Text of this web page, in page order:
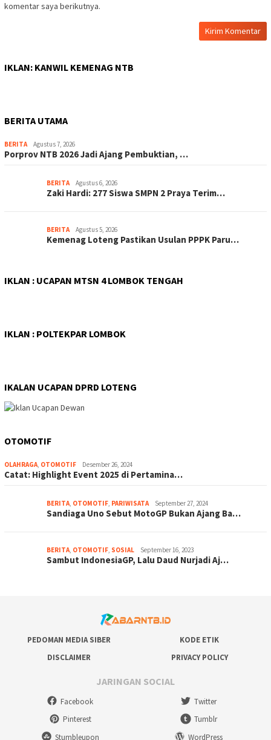
komentar saya berikutnya.
IKLAN: KANWIL KEMENAG NTB
BERITA UTAMA
BERITA Agustus 7, 2026
Porprov NTB 2026 Jadi Ajang Pembuktian, …
BERITA Agustus 6, 2026
Zaki Hardi: 277 Siswa SMPN 2 Praya Terim…
BERITA Agustus 5, 2026
Kemenag Loteng Pastikan Usulan PPPK Paru…
IKLAN : UCAPAN MTSN 4 LOMBOK TENGAH
IKLAN : POLTEKPAR LOMBOK
IKALAN UCAPAN DPRD LOTENG
OTOMOTIF
OLAHRAGA, OTOMOTIF Desember 26, 2024
Catat: Highlight Event 2025 di Pertamina…
BERITA, OTOMOTIF, PARIWISATA September 27, 2024
Sandiaga Uno Sebut MotoGP Bukan Ajang Ba…
BERITA, OTOMOTIF, SOSIAL September 16, 2023
Sambut IndonesiaGP, Lalu Daud Nurjadi Aj…
PEDOMAN MEDIA SIBER
KODE ETIK
DISCLAIMER
PRIVACY POLICY
JARINGAN SOCIAL
Facebook
Twitter
Pinterest
Tumblr
Stumbleupon
WordPress